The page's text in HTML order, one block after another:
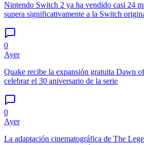
Nintendo Switch 2 ya ha vendido casi 24
supera significativamente a la Switch
0
Ayer
Quake recibe la expansión gratuita Dawn
celebrar el 30 aniversario de la serie
0
Ayer
La adaptación cinematográfica de The